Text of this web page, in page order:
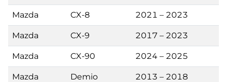
Mazda CX-8 2021 – 2023
Mazda CX-9 2017 – 2023
Mazda CX-90 2024 – 2025
Mazda Demio 2013 – 2018